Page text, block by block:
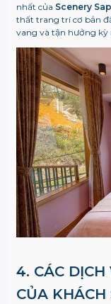
nhất của Scenery
thất trang trí cơ bản
vang và tận hưởng kỳ
4. CÁC
CỦA KHÁCH